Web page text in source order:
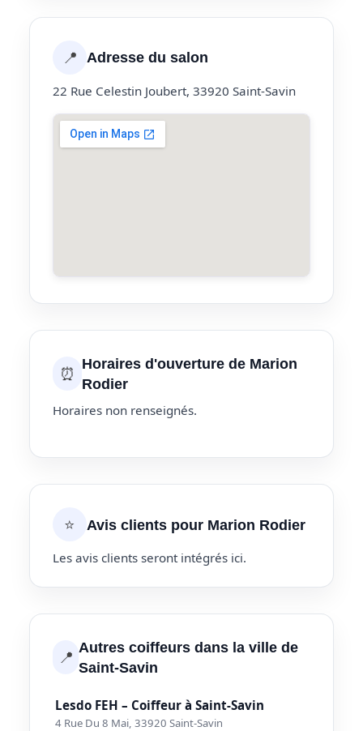
📍 Adresse du salon
22 Rue Celestin Joubert, 33920 Saint-Savin
⏰ Horaires d'ouverture de Marion
Rodier
Horaires non renseignés.
⭐ Avis clients pour Marion Rodier
Les avis clients seront intégrés ici.
📍 Autres coiffeurs dans la ville de
Saint-Savin
Lesdo FEH – Coiffeur à Saint-Savin
4 Rue Du 8 Mai, 33920 Saint-Savin